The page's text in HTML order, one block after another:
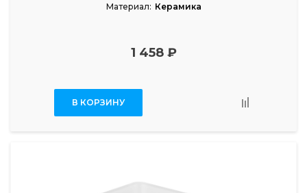
Материал: Керамика
1 458 ₽
В КОРЗИНУ